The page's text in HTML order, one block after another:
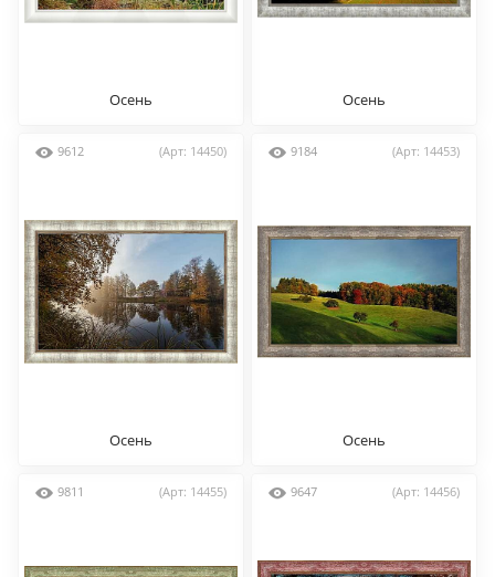
Осень Осень
9612 (Арт: 14450)
Осень
9184 (Арт: 14453)
Осень
9811 (Арт: 14455) 9647 (Арт: 14456)